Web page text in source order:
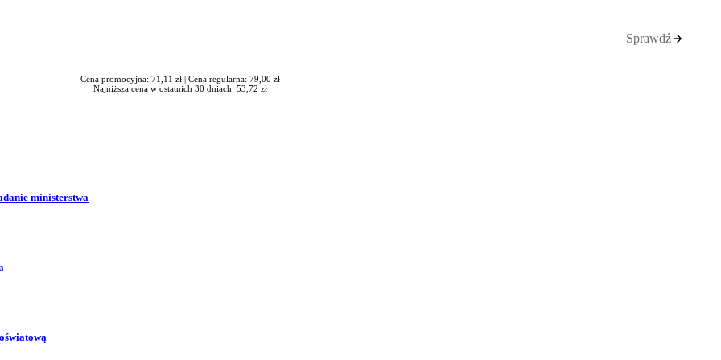
Sprawdź
Cena promocyjna: 71,11 zł | Cena regularna: 79,00 zł
Najniższa cena w ostatnich 30 dniach: 53,72 zł
ministerstwa